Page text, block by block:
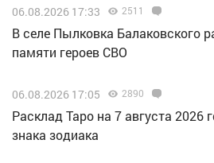
06.08.2026 17:33 2511
В селе Пылковка Балаковского
памяти героев СВО
06.08.2026 17:05 2890
Расклад Таро на 7 августа 2026
знака зодиака